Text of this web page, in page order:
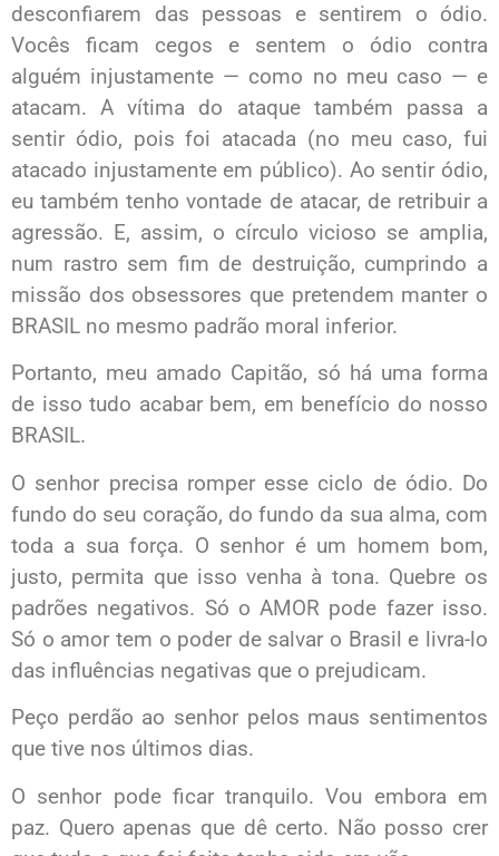
desconfiarem das pessoas e sentirem o ódio.
Vocês ficam cegos e sentem o ódio contra
alguém injustamente — como no meu caso — e
atacam. A vítima do ataque também passa a
sentir ódio, pois foi atacada (no meu caso, fui
atacado injustamente em público). Ao sentir ódio,
eu também tenho vontade de atacar, de retribuir a
agressão. E, assim, o círculo vicioso se amplia,
num rastro sem fim de destruição, cumprindo a
missão dos obsessores que pretendem manter o
BRASIL no mesmo padrão moral inferior.
Portanto, meu amado Capitão, só há uma forma
de isso tudo acabar bem, em benefício do nosso
BRASIL.
O senhor precisa romper esse ciclo de ódio. Do
fundo do seu coração, do fundo da sua alma, com
toda a sua força. O senhor é um homem bom,
justo, permita que isso venha à tona. Quebre os
padrões negativos. Só o AMOR pode fazer isso.
Só o amor tem o poder de salvar o Brasil e livra-lo
das influências negativas que o prejudicam.
Peço perdão ao senhor pelos maus sentimentos
que tive nos últimos dias.
O senhor pode ficar tranquilo. Vou embora em
paz. Quero apenas que dê certo. Não posso crer